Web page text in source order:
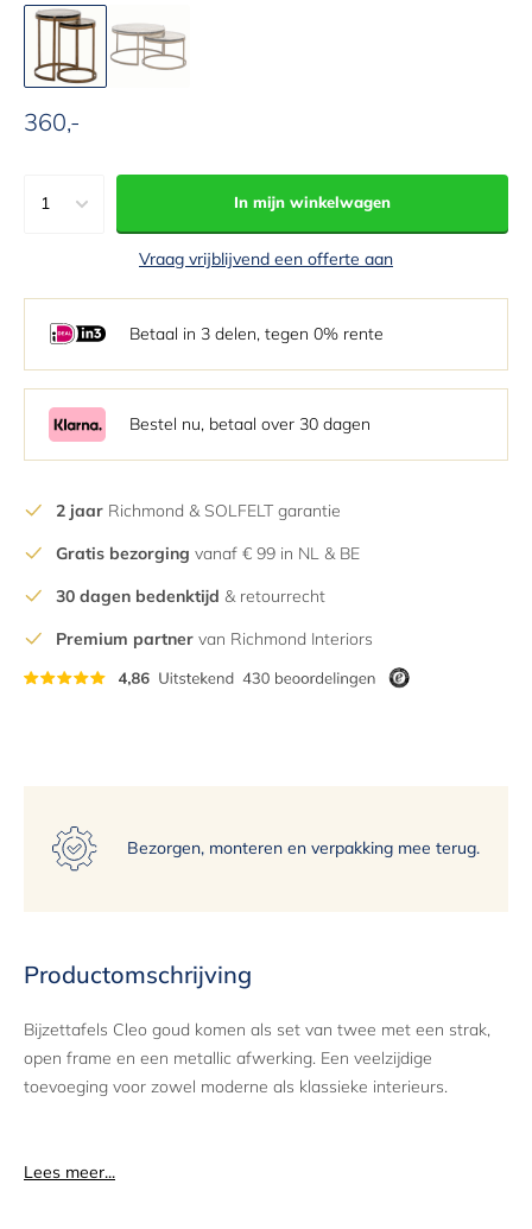
Aanbiedingsprijs
360,-
1
3
5
7
10
11
14
In mijn winkelwagen
Vraag vrijblijvend een offerte aan
Betaal in 3 delen, tegen 0% rente
Bestel nu, betaal over 30 dagen
2 jaar Richmond & SOLFELT garantie
Gratis bezorging vanaf € 99 in NL & BE
30 dagen bedenktijd & retourrecht
Premium partner van Richmond Interiors
Bezorgen, monteren en verpakking mee terug.
Productomschrijving
Bijzettafels Cleo goud komen als set van twee met een strak,
open frame en een metallic afwerking. Een veelzijdige
toevoeging voor zowel moderne als klassieke interieurs.
Lees meer...